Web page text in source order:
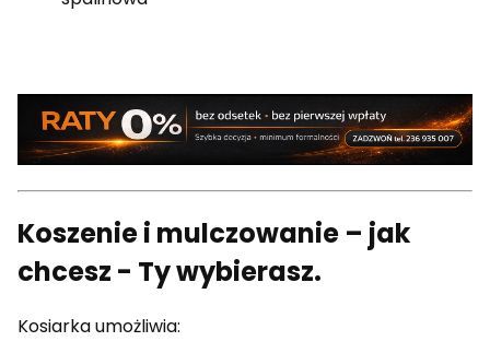
Koszenie i mulczowanie – jak
chcesz - Ty wybierasz.
Kosiarka umożliwia: